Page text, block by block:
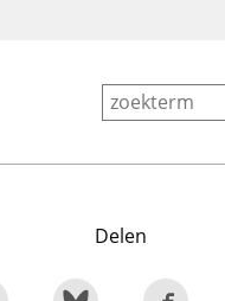
Delen